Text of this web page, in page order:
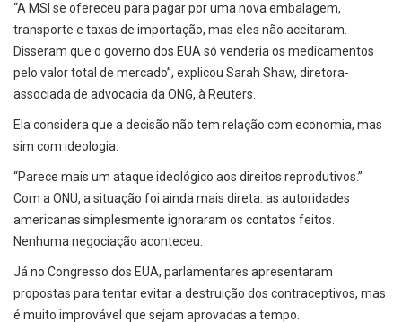
“A MSI se ofereceu para pagar por uma nova embalagem,
transporte e taxas de importação, mas eles não aceitaram.
Disseram que o governo dos EUA só venderia os medicamentos
pelo valor total de mercado”, explicou Sarah Shaw, diretora-
associada de advocacia da ONG, à Reuters.
Ela considera que a decisão não tem relação com economia, mas
sim com ideologia:
“Parece mais um ataque ideológico aos direitos reprodutivos.”
Com a ONU, a situação foi ainda mais direta: as autoridades
americanas simplesmente ignoraram os contatos feitos.
Nenhuma negociação aconteceu.
Já no Congresso dos EUA, parlamentares apresentaram
propostas para tentar evitar a destruição dos contraceptivos, mas
é muito improvável que sejam aprovadas a tempo.